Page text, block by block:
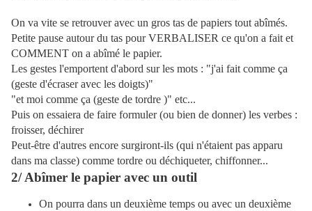
On va vite se retrouver avec un gros tas de papiers tout abîmés.
Petite pause autour du tas pour VERBALISER ce qu'on a fait et
COMMENT on a abîmé le papier.
Les gestes l'emportent d'abord sur les mots : "j'ai fait comme ça
(geste d'écraser avec les doigts)"
"et moi comme ça (geste de tordre )" etc...
Puis on essaiera de faire formuler (ou bien de donner) les verbes :
froisser, déchirer
Peut-être d'autres encore surgiront-ils (qui n'étaient pas apparu
dans ma classe) comme tordre ou déchiqueter, chiffonner...
2/ Abîmer le papier avec un outil
On pourra dans un deuxième temps ou avec un deuxième